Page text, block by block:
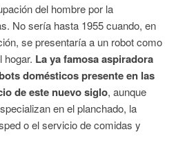
del hombre por la
No sería hasta 1955 cuando, en
se presentaría a un robot como
hogar. La ya famosa aspiradora
domésticos presente en las
de este nuevo siglo, aunque
en el planchado, la
o el servicio de comidas y